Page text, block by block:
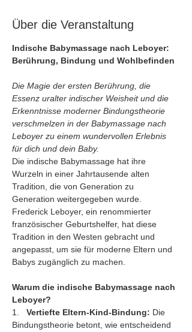
Über die Veranstaltung
Indische Babymassage nach Leboyer:
Berührung, Bindung und Wohlbefinden
Die Magie der ersten Berührung, die
Essenz uralter indischer Weisheit und die
Erkenntnisse moderner Bindungstheorie
verschmelzen in der Babymassage nach
Leboyer zu einem wundervollen Erlebnis
für dich und dein Baby.
Die indische Babymassage hat ihre
Wurzeln in einer Jahrtausende alten
Tradition, die von Generation zu
Generation weitergegeben wurde.
Frederick Leboyer, ein renommierter
französischer Geburtshelfer, hat diese
Tradition in den Westen gebracht und
angepasst, um sie für moderne Eltern und
Babys zugänglich zu machen.
Warum die indische Babymassage nach
Leboyer?
1. Vertiefte Eltern-Kind-Bindung: Die
Bindungstheorie betont, wie entscheidend